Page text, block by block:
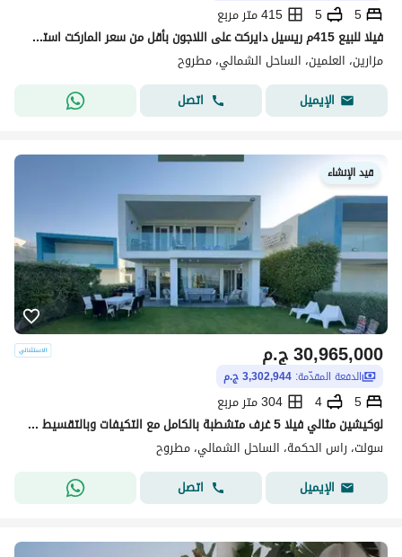
5
5
415 متر مربع
فيلا للبيع 415م ريسيل دايركت على اللاجون بأقل من سعر الماركت استلام فوري في مزارين ايلاند بالعلمين - Mazarine Island in Alamein
مزارين، العلمين، الساحل الشمالي، مطروح
الإيميل
اتصل
قيد الإنشاء
ج.م30,965,000
الدفعة المقدّمة: 3,302,944 ج.م
5
4
304 متر مربع
لوكيشين مثالي فيلا 5 غرف متشطبة بالكامل مع التكيفات وبالتقسيط المريح واقرب استلام في الساحل الشمالي بالقرب من فوكا باي وكالي كوست وهاسيندا حنيش للبيع
سولت، راس الحكمة، الساحل الشمالي، مطروح
الإيميل
اتصل